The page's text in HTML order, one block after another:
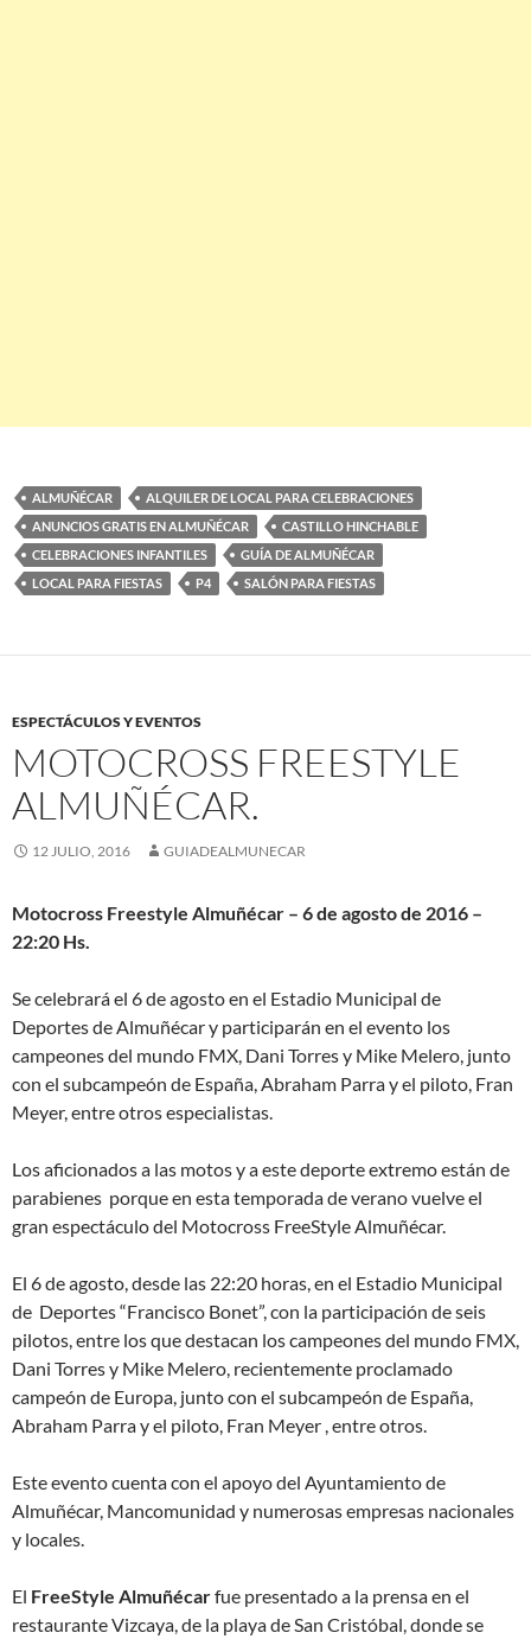
ALMUÑÉCAR
ALQUILER DE LOCAL PARA CELEBRACIONES
ANUNCIOS GRATIS EN ALMUÑÉCAR
CASTILLO HINCHABLE
CELEBRACIONES INFANTILES
GUÍA DE ALMUÑÉCAR
LOCAL PARA FIESTAS
P4 SALÓN PARA FIESTAS
ESPECTÁCULOS Y EVENTOS
MOTOCROSS FREESTYLE
ALMUÑÉCAR.
12 JULIO, 2016 GUIADEALMUNECAR
Motocross Freestyle Almuñécar – 6 de agosto de 2016 –
22:20 Hs.
Se celebrará el 6 de agosto en el Estadio Municipal de
Deportes de Almuñécar y participarán en el evento los
campeones del mundo FMX, Dani Torres y Mike Melero, junto
con el subcampeón de España, Abraham Parra y el piloto, Fran
Meyer, entre otros especialistas.
Los aficionados a las motos y a este deporte extremo están de
parabienes porque en esta temporada de verano vuelve el
gran espectáculo del Motocross FreeStyle Almuñécar.
El 6 de agosto, desde las 22:20 horas, en el Estadio Municipal
de Deportes “Francisco Bonet”, con la participación de seis
pilotos, entre los que destacan los campeones del mundo FMX,
Dani Torres y Mike Melero, recientemente proclamado
campeón de Europa, junto con el subcampeón de España,
Abraham Parra y el piloto, Fran Meyer , entre otros.
Este evento cuenta con el apoyo del Ayuntamiento de
Almuñécar, Mancomunidad y numerosas empresas nacionales
y locales.
El FreeStyle Almuñécarfue presentado a la prensa en el
restaurante Vizcaya, de la playa de San Cristóbal, donde se